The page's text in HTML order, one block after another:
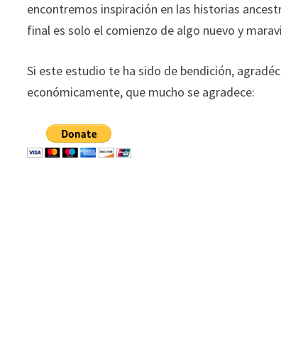
encontremos inspiración en las historias
final es solo el comienzo de algo nuevo y
Si este estudio te ha sido de bendición,
económicamente, que mucho se agradece: